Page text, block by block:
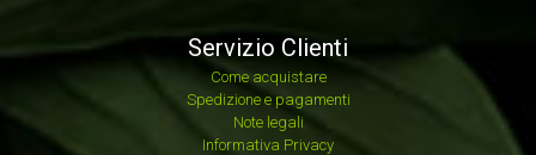
Servizio Clienti
Come acquistare
Spedizione e pagamenti
Note legali
Informativa Privacy